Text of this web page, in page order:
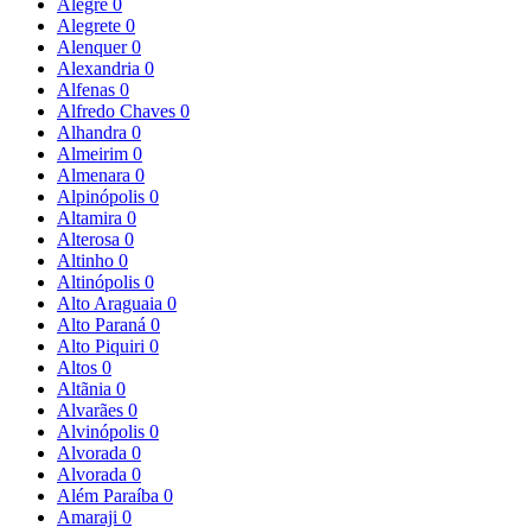
Alegre 0
Alegrete 0
Alenquer0
Alexandria 0
Alfenas 0
Alfredo Chaves 0
Alhandra 0
Almeirim 0
Almenara 0
Alpinópolis 0
Altamira 0
Alterosa 0
Altinho 0
Altinópolis 0
Alto Araguaia 0
Alto Paraná 0
Alto Piquiri 0
Altos 0
Altãnia 0
Alvarães 0
Alvinópolis 0
Alvorada 0
Alvorada 0
Além Paraíba 0
Amaraji 0